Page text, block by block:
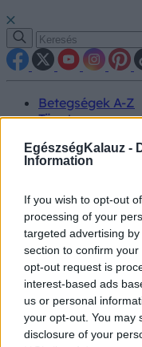
EgészségKalauz -
Information
If you wish to opt-out
processing of your
targeted advertising
section to confirm
opt-out request is
interest-based ads
us or personal
your opt-out. You may
disclosure of your
Betegségek A-Z
Tünet
Kezelés
Életmódváltás
Prevenció
Hírek
Videók
Kisállatok
#allergia#influenza
#orvosmeteorológia
#pajzsmirigy #reflux
Regisztráció